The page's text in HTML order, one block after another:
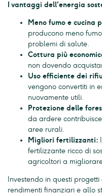
I vantaggi dell'energia
Meno fumo e cucina
producono meno
problemi di salute.
Cottura più
non dovendo
Uso efficiente dei
vengono convertiti in
nuovamente utili.
Protezione delle
da ardere
aree rurali.
Migliori fertilizzanti:
fertilizzante ricco di
agricoltori a
Investendo in questi
rendimenti finanziari e allo